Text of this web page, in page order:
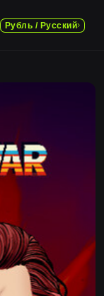
Рубль / Русский